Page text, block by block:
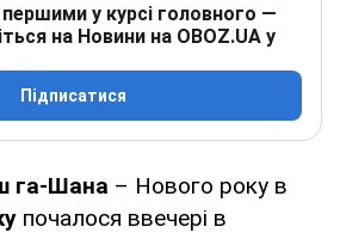
у курсі головного —
на Новини на OBOZ.UA у
Підписатися
га-Шана – Нового року в
почалося ввечері в